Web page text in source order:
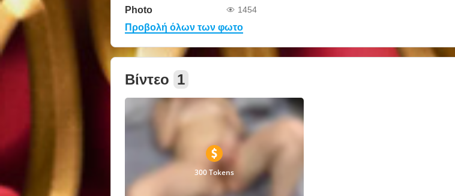
Photo 1454
Προβολή όλων των φωτο
Βίντεο 1
300 Tokens